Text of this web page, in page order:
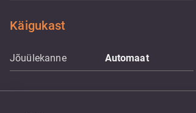
Käigukast
Jõuülekanne Automaat